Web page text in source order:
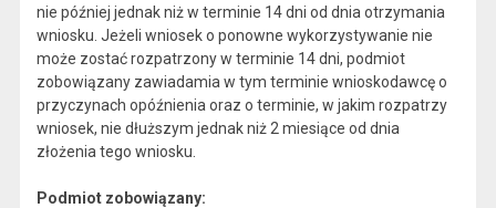
nie później jednak niż w terminie 14 dni od dnia otrzymania
wniosku. Jeżeli wniosek o ponowne wykorzystywanie nie
może zostać rozpatrzony w terminie 14 dni, podmiot
zobowiązany zawiadamia w tym terminie wnioskodawcę o
przyczynach opóźnienia oraz o terminie, w jakim rozpatrzy
wniosek, nie dłuższym jednak niż 2 miesiące od dnia
złożenia tego wniosku.
Podmiot zobowiązany: